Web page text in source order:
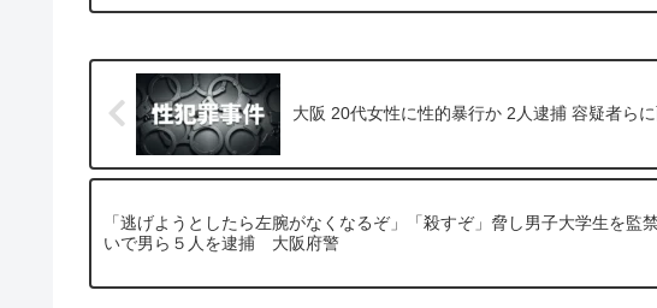
大阪 20代女性に性的暴行か 2人逮捕 容疑者ら
「逃げようとしたら左腕がなくなるぞ」「殺すぞ」脅し男子大学生を監
いで男ら５人を逮捕 大阪府警